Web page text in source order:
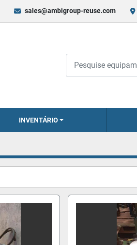
sales@ambigroup-reuse.com
INVENTÁRIO